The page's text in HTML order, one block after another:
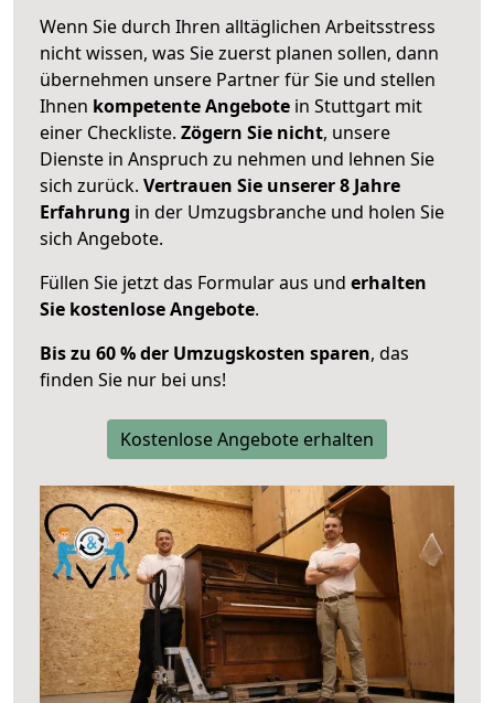
Wenn Sie durch Ihren alltäglichen Arbeitsstress
nicht wissen, was Sie zuerst planen sollen, dann
übernehmen unsere Partner für Sie und stellen
Ihnen kompetente Angebote in Stuttgart mit
einer Checkliste. Zögern Sie nicht, unsere
Dienste in Anspruch zu nehmen und lehnen Sie
sich zurück. Vertrauen Sie unserer 8 Jahre
Erfahrung in der Umzugsbranche und holen Sie
sich Angebote.
Füllen Sie jetzt das Formular aus und erhalten
Sie kostenlose Angebote.
Bis zu 60 % der Umzugskosten sparen, das
finden Sie nur bei uns!
Kostenlose Angebote erhalten